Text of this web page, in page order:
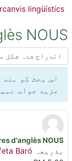
موڈ
اس بحث کو بند
مزید جواب
d'anglès NOUS
بذریعہBaró
جوابات کی تعداد: 0